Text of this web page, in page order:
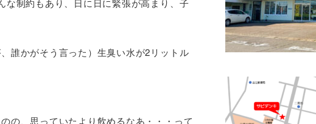
制約もあり、日に日に緊張が高まり、子
誰かがそう言った）生臭い水が2リットル
の、思っていたより飲めるなあ・・・って